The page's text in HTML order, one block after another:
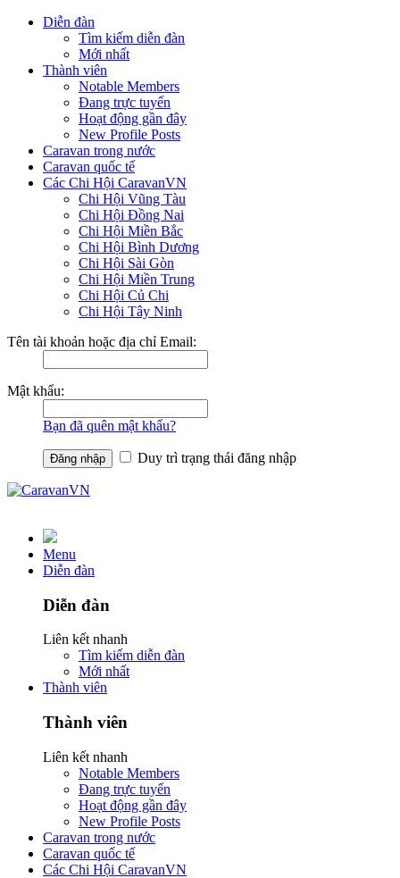
Diễn đàn
Tìm kiếm diễn đàn
Mới nhất
Thành viên
Notable Members
Đang trực tuyến
Hoạt động gần đây
New Profile Posts
Caravan trong nước
Caravan quốc tế
Các Chi Hội CaravanVN
Chi Hội Vũng Tàu
Chi Hội Đồng Nai
Chi Hội Miền Bắc
Chi Hội Bình Dương
Chi Hội Sài Gòn
Chi Hội Miền Trung
Chi Hội Củ Chi
Chi Hội Tây Ninh
Tên tài khoản hoặc địa chỉ Email:
Mật khẩu:
Bạn đã quên mật khẩu?
Duy trì trạng thái đăng nhập
Menu
Diễn đàn
Diễn đàn
Liên kết nhanh
Tìm kiếm diễn đàn
Mới nhất
Thành viên
Thành viên
Liên kết nhanh
Notable Members
Đang trực tuyến
Hoạt động gần đây
New Profile Posts
Caravan trong nước
Caravan quốc tế
Các Chi Hội CaravanVN